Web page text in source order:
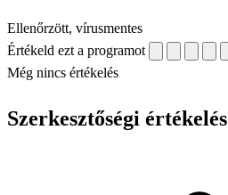
Ellenőrzött, vírusmentes
Értékeld ezt a programot
Még nincs értékelés
Szerkesztőségi értékelés